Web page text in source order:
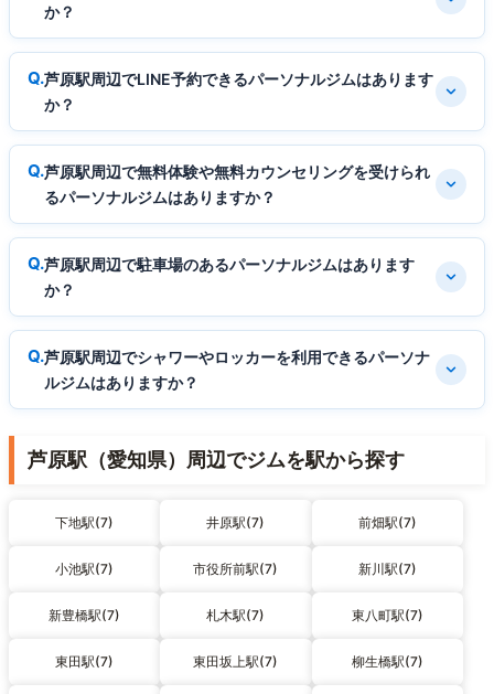
か？
芦原駅周辺でLINE予約できるパーソナルジムはあります
か？
芦原駅周辺で無料体験や無料カウンセリングを受けられ
るパーソナルジムはありますか？
芦原駅周辺で駐車場のあるパーソナルジムはあります
か？
芦原駅周辺でシャワーやロッカーを利用できるパーソナ
ルジムはありますか？
芦原駅（愛知県）周辺でジムを駅から探す
下地駅(7) 井原駅(7) 前畑駅(7)
小池駅(7) 市役所前駅(7) 新川駅(7)
新豊橋駅(7) 札木駅(7) 東八町駅(7)
東田駅(7) 東田坂上駅(7) 柳生橋駅(7)